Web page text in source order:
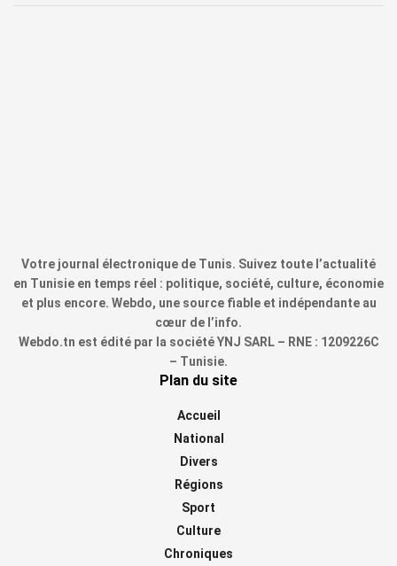
Votre journal électronique de Tunis. Suivez toute l’actualité
en Tunisie en temps réel : politique, société, culture, économie
et plus encore. Webdo, une source fiable et indépendante au
cœur de l’info.
Webdo.tn est édité par la société YNJ SARL – RNE : 1209226C
– Tunisie.
Plan du site
Accueil
National
Divers
Régions
Sport
Culture
Chroniques